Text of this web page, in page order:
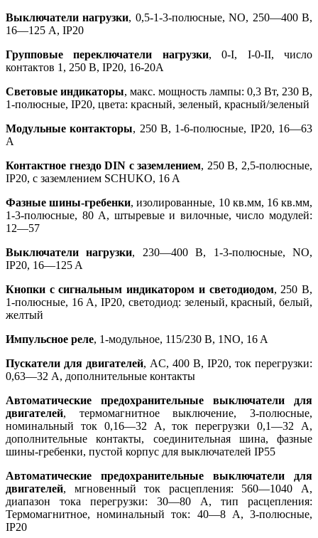
Выключатели нагрузки, 0,5-1-3-полюсные, NO, 250—400 В,
16—125 A, IP20
Групповые переключатели нагрузки, 0-I, I-0-II, число
контактов 1, 250 В, IP20, 16-20A
Световые индикаторы, макс. мощность лампы: 0,3 Вт, 230 В,
1-полюсные, IP20, цвета: красный, зеленый, красный/зеленый
Модульные контакторы, 250 В, 1-6-полюсные, IP20, 16—63
A
Контактное гнездо DIN с заземлением, 250 В, 2,5-полюсные,
IP20, с заземлением SCHUKO, 16 A
Фазные шины-гребенки, изолированные, 10 кв.мм, 16 кв.мм,
1-3-полюсные, 80 A, штыревые и вилочные, число модулей:
12—57
Выключатели нагрузки, 230—400 В, 1-3-полюсные, NO,
IP20, 16—125 A
Кнопки с сигнальным индикатором и светодиодом, 250 В,
1-полюсные, 16 A, IP20, светодиод: зеленый, красный, белый,
желтый
Импульсное реле, 1-модульное, 115/230 В, 1NO, 16 A
Пускатели для двигателей, AC, 400 В, IP20, ток перегрузки:
0,63—32 А, дополнительные контакты
Автоматические предохранительные выключатели для
двигателей, термомагнитное выключение, 3-полюсные,
номинальный ток 0,16—32 А, ток перегрузки 0,1—32 А,
дополнительные контакты, соединительная шина, фазные
шины-гребенки, пустой корпус для выключателей IP55
Автоматические предохранительные выключатели для
двигателей, мгновенный ток расцепления: 560—1040 A,
диапазон тока перегрузки: 30—80 A, тип расцепления:
Термомагнитное, номинальный ток: 40—8 A, 3-полюсные,
IP20